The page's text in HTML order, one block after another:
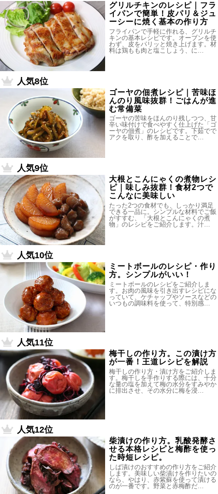
グリルチキンのレシピ｜フラ
イパンで簡単！皮パリ＆ジュ
ーシーに焼く基本の作り方
フライパンで手軽に作れる、グリルチ
キンの基本レシピです。オーブンを使
わず、皮をパリッと焼き上げます。材
料は鶏もも肉と塩こしょう、に…
人気8位
ゴーヤの佃煮レシピ｜苦味ほ
んのり風味抜群！ごはんが進
む常備菜
ゴーヤの苦味をほんのり残しつつ、甘
辛い味付けで食べやすく仕上げた「ゴ
ーヤの佃煮」のレシピです。下茹でで
アクを取り、酢を加えることで…
人気9位
大根とこんにゃくの煮物レシ
ピ｜味しみ抜群！食材2つで
こんなに美味しい
たった2つの食材でも、しっかり満足
できる一品に。シンプルな材料でご飯
がすすむ、「大根とこんにゃくの煮
物」のレシピをご紹介します。汁…
人気10位
ミートボールのレシピ・作り
方。シンプルがいい！
ミートボールのレシピをご紹介しま
す。お肉の風味を引き出すレシピにな
っていて、ケチャップやソースなどの
いつもの調味料を使って、特別感…
人気11位
梅干しの作り方。この漬け方
が一番！王道レシピを解説
梅干しの作り方・漬け方をご紹介しま
す。梅干しを手作りする際には、十分
な量の塩を加えて梅の水分をすみやか
に排出させ、その水分に梅を浸…
人気12位
柴漬けの作り方。乳酸発酵さ
せる本格レシピと梅酢を使っ
た時短レシピ。
しば漬けのおすすめの作り方をご紹介
します。美味しい柴漬けを作りたいの
なら、やはり、赤紫蘇を使って漬ける
のが一番です。野菜と赤梅酢だ…